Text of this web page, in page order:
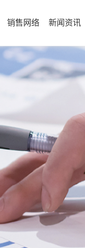
销售网络 新闻资讯